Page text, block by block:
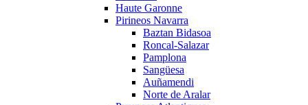
Haute Garonne
Pirineos Navarra
Baztan Bidasoa
Roncal-Salazar
Pamplona
Sangüesa
Auñamendi
Norte de Aralar